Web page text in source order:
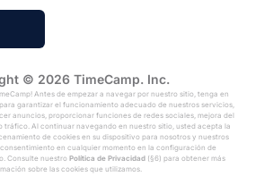
© 2026 TimeCamp. Inc.
Antes de empezar a navegar por nuestro sitio, tenga en
garantizar el funcionamiento adecuado de nuestros servicios,
anuncios, proporcionar funciones de redes sociales, mejora del
tráfico. Al continuar navegando en nuestro sitio, usted acepta la
de cookies en su dispositivo para nosotros y nuestros
en cualquier momento en la configuración de
Consulte nuestro Política de Privacidad(§6) para obtener más
sobre las cookies que utilizamos.